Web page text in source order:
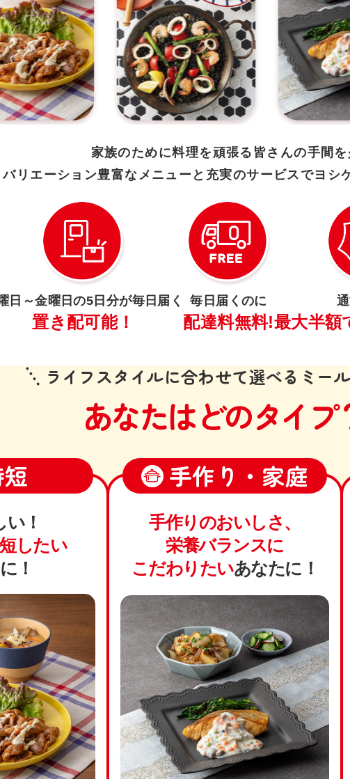
家族のために料理を頑張る皆さんの手間を
バリエーション豊富なメニューと充実のサービスでヨシ
日～金曜日の5日分が毎日届く
置き配可能！
毎日届くのに
配達料無料!最大半額
ライフスタイルに合わせて選べるミー
あなたはどのタイプ
！
したい
！
手作り・家庭
手作りのおいしさ、
栄養バランスに
こだわりたいあなたに！